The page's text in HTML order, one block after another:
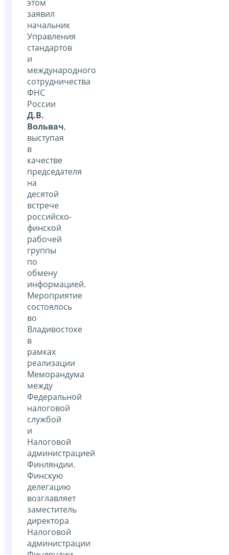
этом
заявил
начальник
Управления
стандартов
и
международного
сотрудничества
ФНС
России
Д.В.
Вольвач,
выступая
в
качестве
председателя
на
десятой
встрече
российско-
финской
рабочей
группы
по
обмену
информацией.
Мероприятие
состоялось
во
Владивостоке
в
рамках
реализации
Меморандума
между
Федеральной
налоговой
службой
и
Налоговой
администрацией
Финляндии.
Финскую
делегацию
возглавляет
заместитель
директора
Налоговой
администрации